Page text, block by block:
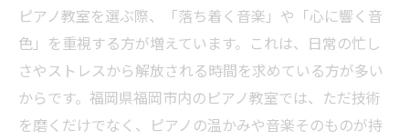
ピアノ教室を選ぶ際、「落ち着く音楽」や「心に響く音
色」を重視する方が増えています。これは、日常の忙し
さやストレスから解放される時間を求めている方が多い
からです。福岡県福岡市内のピアノ教室では、ただ技術
を磨くだけでなく、ピアノの温かみや音楽そのものが持